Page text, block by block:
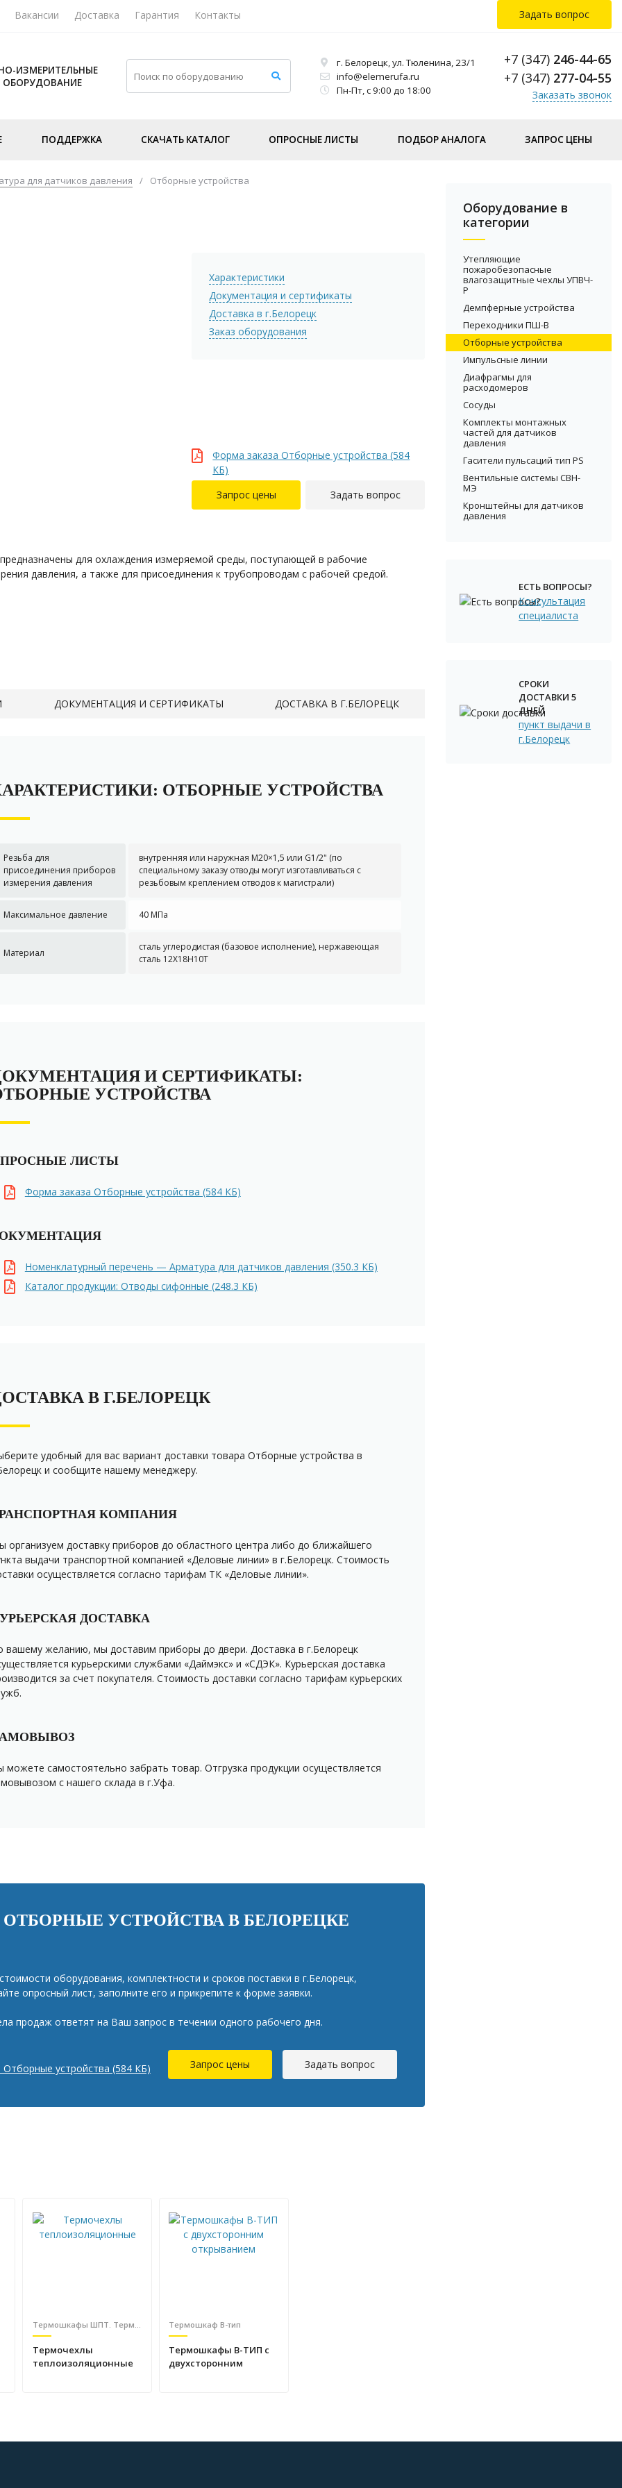
Вакансии Доставка Гарантия Контакты Задать вопрос
ИЗМЕРИТЕЛЬНЫЕ
ОБОРУДОВАНИЕ
г. Белорецк, ул. Тюленина, 23/1
info@elemerufa.ru
Пн-Пт, с 9:00 до 18:00
+7 (347) 246-44-65
+7 (347) 277-04-55
Заказать звонок
ПОДДЕРЖКА СКАЧАТЬ КАТАЛОГ ОПРОСНЫЕ ЛИСТЫ ПОДБОР АНАЛОГА ЗАПРОС ЦЕНЫ
для датчиков давления / Отборные устройства
Характеристики
Документация и сертификаты
Доставка в г.Белорецк
Заказ оборудования
Форма заказа Отборные устройства (584
КБ)
Запрос цены
Задать вопрос
для охлаждения измеряемой среды, поступающей в рабочие
давления, а также для присоединения к трубопроводам с рабочей средой.
ДОКУМЕНТАЦИЯ И СЕРТИФИКАТЫ ДОСТАВКА В Г.БЕЛОРЕЦК
ОТБОРНЫЕ УСТРОЙСТВА
Резьба для
присоединения приборов
измерения давления
внутренняя или наружная М20×1,5 или G1/2" (по
специальному заказу отводы могут изготавливаться с
резьбовым креплением отводов к магистрали)
Максимальное давление 40 МПа
Материал
сталь углеродистая (базовое исполнение), нержавеющая
сталь 12Х18Н10Т
И СЕРТИФИКАТЫ:
УСТРОЙСТВА
ЛИСТЫ
Форма заказа Отборные устройства (584 КБ)
Номенклатурный перечень — Арматура для датчиков давления (350.3 КБ)
Каталог продукции: Отводы сифонные (248.3 КБ)
В Г.БЕЛОРЕЦК
удобный для вас вариант доставки товара Отборные устройства в
и сообщите нашему менеджеру.
КОМПАНИЯ
организуем доставку приборов до областного центра либо до ближайшего
выдачи транспортной компанией «Деловые линии» в г.Белорецк. Стоимость
осуществляется согласно тарифам ТК «Деловые линии».
ДОСТАВКА
вашему желанию, мы доставим приборы до двери. Доставка в г.Белорецк
курьерскими службами «Даймэкс» и «СДЭК». Курьерская доставка
за счет покупателя. Стоимость доставки согласно тарифам курьерских
можете самостоятельно забрать товар. Отгрузка продукции осуществляется
с нашего склада в г.Уфа.
ОТБОРНЫЕ УСТРОЙСТВА В БЕЛОРЕЦКЕ
оборудования, комплектности и сроков поставки в г.Белорецк,
опросный лист, заполните его и прикрепите к форме заявки.
продаж ответят на Ваш запрос в течении одного рабочего дня.
устройства (584 КБ) Запрос цены Задать вопрос
Термошкафы ШПТ. Термочехлы
Термочехлы
теплоизоляционные
Термошкаф B-тип
Термошкафы В-ТИП с
двухсторонним
Оборудование в
категории
Утепляющие
пожаробезопасные
влагозащитные чехлы УПВЧ-
Р
Демпферные устройства
Переходники ПШ-В
Отборные устройства
Импульсные линии
Диафрагмы для
расходомеров
Сосуды
Комплекты монтажных
частей для датчиков
давления
Гасители пульсаций тип PS
Вентильные системы СВН-
МЭ
Кронштейны для датчиков
давления
ЕСТЬ ВОПРОСЫ?
Консультация
специалиста
СРОКИ
ДОСТАВКИ 5
ДНЕЙ
пункт выдачи в
г.Белорецк